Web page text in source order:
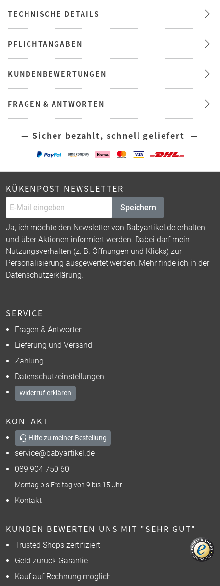
TECHNISCHE DETAILS
PFLICHTANGABEN
KUNDENBEWERTUNGEN
FRAGEN & ANTWORTEN
— Sicher bezahlt, schnell geliefert —
KÜKENPOST NEWSLETTER
Speichern
Ja, ich möchte den Newsletter von Babyartikel.de erhalten
und über Aktionen informiert werden. Dabei darf mein
Nutzungsverhalten (z. B. Öffnungen und Klicks) zur
Personalisierung ausgewertet werden. Mehr finde ich in der
Datenschutzerklärung.
SERVICE
Fragen & Antworten
Lieferung und Versand
Zahlung
Datenschutzeinstellungen
Widerruf erklären
KONTAKT
Hilfe zu meiner Bestellung
service@babyartikel.de
089 904 750 60
Montag bis Freitag von 9 bis 15 Uhr
Kontakt
KUNDEN BEWERTEN UNS MIT "SEHR GUT"
Trusted Shops zertifiziert
Geld-zurück-Garantie
Kauf auf Rechnung möglich